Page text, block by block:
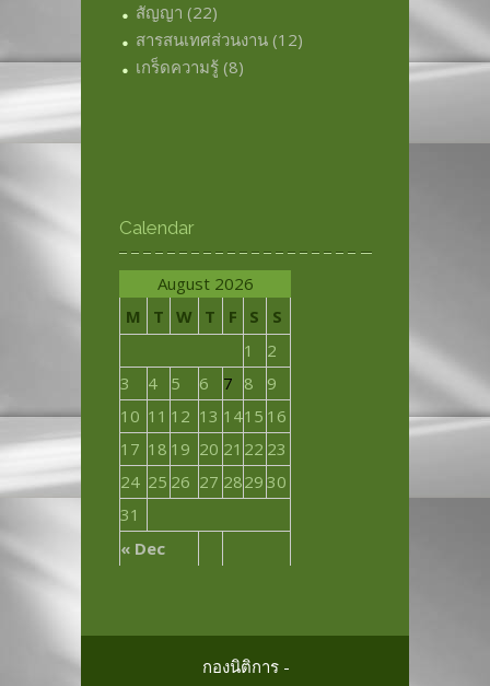
สัญญา (22)
สารสนเทศส่วนงาน (12)
เกร็ดความรู้ (8)
Calendar
August 2026
M
T W T F S S
« Dec
1
2
3
4 5 6 7 8
9
10 11 12 13 1415 16
17 18 19 20 21 22 23
24 25 26 27 2829 30
31
กองนิติการ -